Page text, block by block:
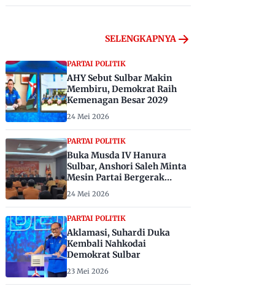
SELENGKAPNYA
PARTAI POLITIK
AHY Sebut Sulbar Makin
Membiru, Demokrat Raih
Kemenagan Besar 2029
24 Mei 2026
PARTAI POLITIK
Buka Musda IV Hanura
Sulbar, Anshori Saleh Minta
Mesin Partai Bergerak
Menangkan Pemilu 2029
24 Mei 2026
PARTAI POLITIK
Aklamasi, Suhardi Duka
Kembali Nahkodai
Demokrat Sulbar
23 Mei 2026